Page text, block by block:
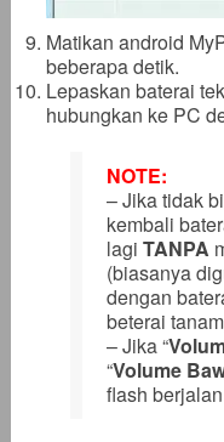
Matikan android
beberapa detik.
Lepaskan baterai
hubungkan ke PC
NOTE:
– Jika tidak
kembali
lagi TANPA
(biasanya
dengan
beterai
– Jika “
“Volume
flash